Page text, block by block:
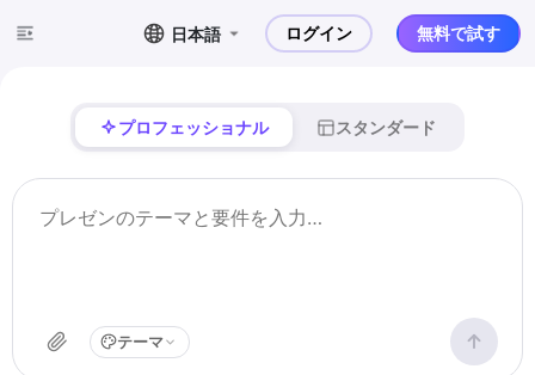
日本語 ログイン 無料で試す
プロフェッショナル スタンダード
テーマ